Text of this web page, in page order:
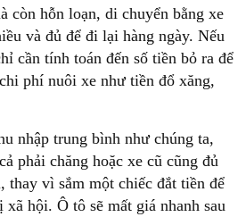
còn hỗn loạn, di chuyển bằng xe
và đủ để đi lại hàng ngày. Nếu
cần tính toán đến số tiền bỏ ra để
phí nuôi xe như tiền đổ xăng,
nhập trung bình như chúng ta,
phải chăng hoặc xe cũ cũng đủ
thay vì sắm một chiếc đắt tiền để
hội. Ô tô sẽ mất giá nhanh sau